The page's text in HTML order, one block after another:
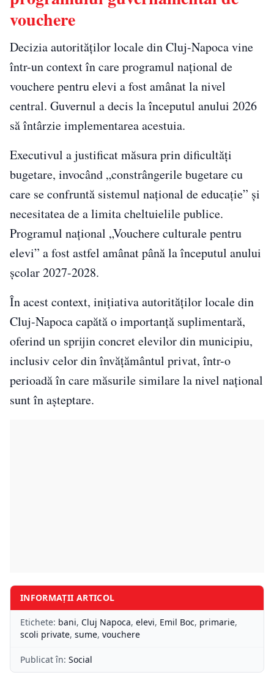
vouchere
Decizia autorităților locale din Cluj-Napoca vine
într-un context în care programul național de
vouchere pentru elevi a fost amânat la nivel
central. Guvernul a decis la începutul anului 2026
să întârzie implementarea acestuia.
Executivul a justificat măsura prin dificultăți
bugetare, invocând „constrângerile bugetare cu
care se confruntă sistemul național de educație” și
necesitatea de a limita cheltuielile publice.
Programul național „Vouchere culturale pentru
elevi” a fost astfel amânat până la începutul anului
școlar 2027-2028.
În acest context, inițiativa autorităților locale din
Cluj-Napoca capătă o importanță suplimentară,
oferind un sprijin concret elevilor din municipiu,
inclusiv celor din învățământul privat, într-o
perioadă în care măsurile similare la nivel național
sunt în așteptare.
INFORMAȚII ARTICOL
Etichete: bani, Cluj Napoca, elevi, Emil Boc, primarie,
scoli private, sume, vouchere
Publicat în: Social